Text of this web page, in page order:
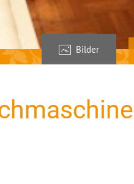
Bilder